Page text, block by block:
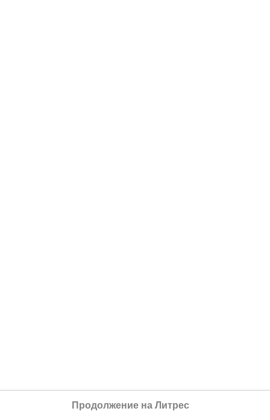
Продолжение на Литрес